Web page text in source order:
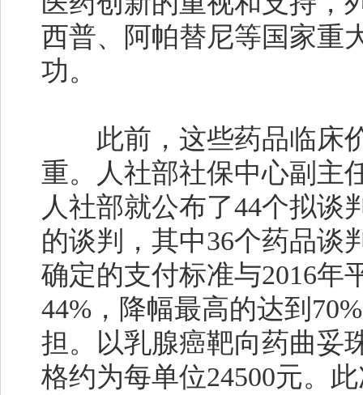
西普、阿帕替尼等国家重
功。
此前，这些药品临床价
重。人社部社保中心副主
人社部就公布了44个拟谈
的谈判，其中36个药品谈
确定的支付标准与2016年
44%，降幅最高的达到
担。以乳腺癌靶向药曲妥
格约为每单位24500元。